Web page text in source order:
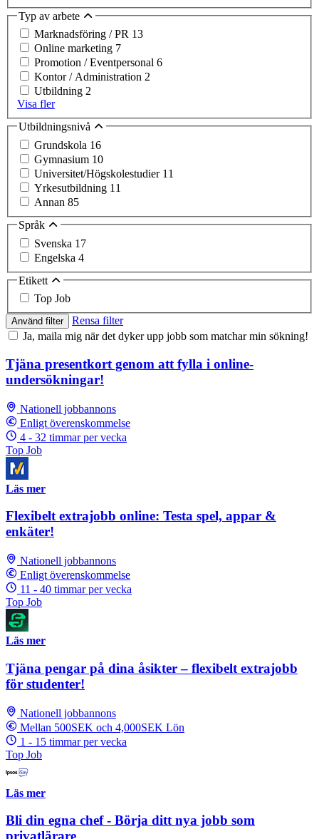
Typ av arbete
Marknadsföring / PR 13
Online marketing 7
Promotion / Eventpersonal 6
Kontor / Administration 2
Utbildning 2
Visa fler
Utbildningsnivå
Grundskola 16
Gymnasium 10
Universitet/Högskolestudier 11
Yrkesutbildning 11
Annan 85
Språk
Svenska 17
Engelska 4
Etikett
Top Job
Använd filter
Rensa filter
Ja, maila mig när det dyker upp jobb som matchar min sökning!
Tjäna presentkort genom att fylla i online-
undersökningar!
Nationell jobbannons
Enligt överenskommelse
4 - 32 timmar per vecka
Top Job
Läs mer
Flexibelt extrajobb online: Testa spel, appar &
enkäter!
Nationell jobbannons
Enligt överenskommelse
11 - 40 timmar per vecka
Top Job
Läs mer
Tjäna pengar på dina åsikter – flexibelt extrajobb
för studenter!
Nationell jobbannons
Mellan 500SEK och 4,000SEK Lön
1 - 15 timmar per vecka
Top Job
Läs mer
Bli din egna chef - Börja ditt nya jobb som
privatlärare